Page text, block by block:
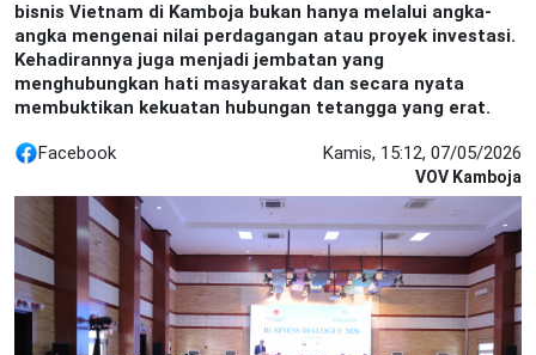
bisnis Vietnam di Kamboja bukan hanya melalui angka-
angka mengenai nilai perdagangan atau proyek investasi.
Kehadirannya juga menjadi jembatan yang
menghubungkan hati masyarakat dan secara nyata
membuktikan kekuatan hubungan tetangga yang erat.
Facebook Kamis, 15:12, 07/05/2026
VOV Kamboja